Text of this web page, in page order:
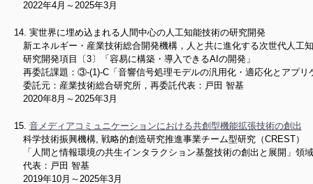
2022年4月～2025年3月
実世界に埋め込まれる人間中心の人工知能技術の研究開発
新エネルギー・産業技術総合開発機構，人と共に進化する次世代人工
研究開発項目〔3〕「容易に構築・導入できるAIの開発」
再委託課題：③-(1)-C「音響信号処理モデルの汎用化・適応化とアプリ
委託元：産業技術総合研究所，再委託代表：戸田 智基
2020年8月～2025年3月
音メディアコミュニケーションにおける共創型機能拡張技術の創出
科学技術振興機構, 戦略的創造研究推進事業チーム型研究（CREST）
「人間と情報環境の共生インタラクション基盤技術の創出と展開」領域
代表：戸田 智基
2019年10月～2025年3月